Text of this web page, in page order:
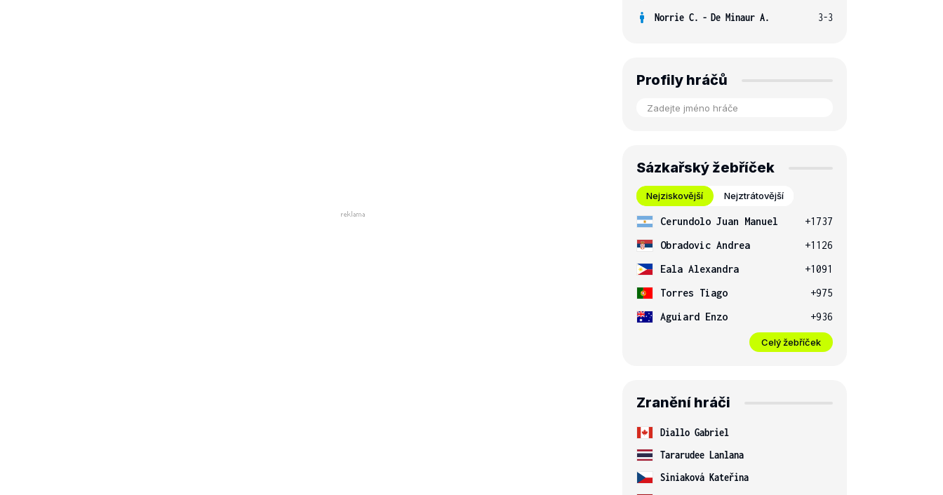
Norrie C. - De Minaur A. 3-3
Profily hráčů
Sázkařský žebříček
Nejziskovější Nejztrátovější
Cerundolo Juan Manuel
+1737
Obradovic Andrea
+1126
Eala Alexandra
+1091
Torres Tiago
+975
Aguiard Enzo
+936
Celý žebříček
Zranění hráči
Diallo Gabriel
Tararudee Lanlana
Siniaková Kateřina